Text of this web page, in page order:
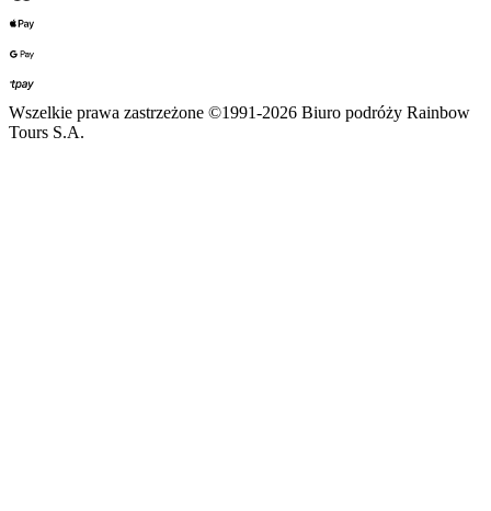
Wszelkie prawa zastrzeżone ©1991-2026 Biuro podróży Rainbow
Tours S.A.